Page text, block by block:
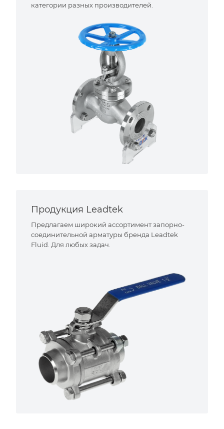
категории разных производителей.
Продукция Leadtek
Предлагаем широкий ассортимент запорно-
соединительной арматуры бренда Leadtek
Fluid. Для любых задач.